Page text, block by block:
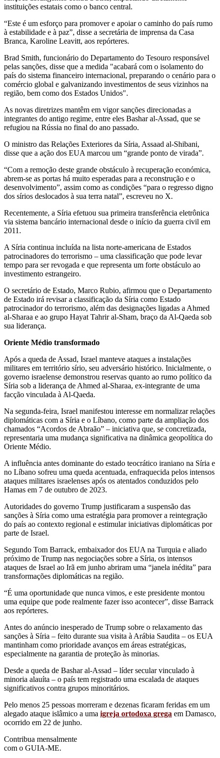
instituições estatais como o banco central.
“Este é um esforço para promover e apoiar o caminho do país rumo
à estabilidade e à paz”, disse a secretária de imprensa da Casa
Branca, Karoline Leavitt, aos repórteres.
Brad Smith, funcionário do Departamento do Tesouro responsável
pelas sanções, disse que a medida "acabará com o isolamento do
país do sistema financeiro internacional, preparando o cenário para o
comércio global e galvanizando investimentos de seus vizinhos na
região, bem como dos Estados Unidos".
As novas diretrizes mantêm em vigor sanções direcionadas a
integrantes do antigo regime, entre eles Bashar al-Assad, que se
refugiou na Rússia no final do ano passado.
O ministro das Relações Exteriores da Síria, Assaad al-Shibani,
disse que a ação dos EUA marcou um “grande ponto de virada”.
“Com a remoção deste grande obstáculo à recuperação económica,
abrem-se as portas há muito esperadas para a reconstrução e o
desenvolvimento”, assim como as condições “para o regresso digno
dos sírios deslocados à sua terra natal”, escreveu no X.
Recentemente, a Síria efetuou sua primeira transferência eletrônica
via sistema bancário internacional desde o início da guerra civil em
2011.
A Síria continua incluída na lista norte-americana de Estados
patrocinadores do terrorismo – uma classificação que pode levar
tempo para ser revogada e que representa um forte obstáculo ao
investimento estrangeiro.
O secretário de Estado, Marco Rubio, afirmou que o Departamento
de Estado irá revisar a classificação da Síria como Estado
patrocinador do terrorismo, além das designações ligadas a Ahmed
al-Sharaa e ao grupo Hayat Tahrir al-Sham, braço da Al-Qaeda sob
sua liderança.
Oriente Médio transformado
Após a queda de Assad, Israel manteve ataques a instalações
militares em território sírio, seu adversário histórico. Inicialmente, o
governo israelense demonstrou reservas quanto ao rumo político da
Síria sob a liderança de Ahmed al-Sharaa, ex-integrante de uma
facção vinculada à Al-Qaeda.
Na segunda-feira, Israel manifestou interesse em normalizar relações
diplomáticas com a Síria e o Líbano, como parte da ampliação dos
chamados “Acordos de Abraão” – iniciativa que, se concretizada,
representaria uma mudança significativa na dinâmica geopolítica do
Oriente Médio.
A influência antes dominante do estado teocrático iraniano na Síria e
no Líbano sofreu uma queda acentuada, enfraquecida pelos intensos
ataques militares israelenses após os atentados conduzidos pelo
Hamas em 7 de outubro de 2023.
Autoridades do governo Trump justificaram a suspensão das
sanções à Síria como uma estratégia para promover a reintegração
do país ao contexto regional e estimular iniciativas diplomáticas por
parte de Israel.
Segundo Tom Barrack, embaixador dos EUA na Turquia e aliado
próximo de Trump nas negociações sobre a Síria, os intensos
ataques de Israel ao Irã em junho abriram uma “janela inédita” para
transformações diplomáticas na região.
“É uma oportunidade que nunca vimos, e este presidente montou
uma equipe que pode realmente fazer isso acontecer”, disse Barrack
aos repórteres.
Antes do anúncio inesperado de Trump sobre o relaxamento das
sanções à Síria – feito durante sua visita à Arábia Saudita – os EUA
mantinham como prioridade avanços em áreas estratégicas,
especialmente na garantia de proteção às minorias.
Desde a queda de Bashar al-Assad – líder secular vinculado à
minoria alauíta – o país tem registrado uma escalada de ataques
significativos contra grupos minoritários.
Pelo menos 25 pessoas morreram e dezenas ficaram feridas em um
alegado ataque islâmico a uma igreja ortodoxa grega em Damasco,
ocorrido em 22 de junho.
Contribua mensalmente
com o GUIA-ME.